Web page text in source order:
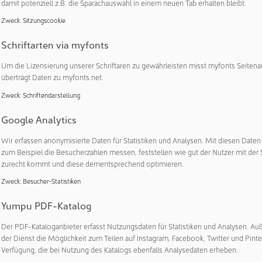
und passen unsere Produktionsprozesse an, um unseren
anbieten zu können“, so Tobias Vogel. Jetzt erweitert igus
Standardmaterialien auch als PTFE-freie Variante an. Dazu
G, X und H. Auch in anderen Produktbereichen wie
Gleitfolien bietet igus bereits PTFE-freie und PFAS-geprüfte
Testlabor zum Reib- und Verschleißverhalten
der Werkstoffe mit substituiertem PTFE im
an Alternativen hat somit einen deutlichen Mehrwert
Von alten Energieketten und Fischernetzen zur
Entwicklung der ersten Energiekette aus Recyclingmaterial
Katalogprogramm der Standard-Energiekettenserie E2.1 auf
CG LW um. Hergestellt wird dies aus alten
recycelt werden, sowie alten Fischernetzen. „Mit
wir Kunden, mit uns gemeinsam einen Beitrag zur
sagt Michael Blass. „Darüber hinaus ist sie unser Beweis
Denn die recycelte E2.1-Serie wird zum selben Preis
Standardmaterial.“ Aber nicht nur das: Sie hat zudem
damit potenziell z.B. die Sparachauswahl in einem neuen Tab erhalten bleibt.
Zweck: Sitzungscookie
Schriftarten via myfonts
Um die Lizensierung unserer Schriftaren zu gewährleisten misst myfonts
überträgt Daten zu myfonts.net.
Zweck: Schriftendarstellung
Google Analytics
Wir erfassen anonymisierte Daten für Statistiken und Analysen. Mit diesen
zum Beispiel die Besucherzahlen messen, feststellen wie gut der Nutzer mit der
zurecht kommt und diese dementsprechend optimieren.
Zweck: Besucher-Statistiken
Yumpu PDF-Katalog
Der PDF-Kataloganbieter erfasst Nutzungsdaten für Statistiken und Analysen.
der Dienst die Möglichkeit zum Teilen auf Instagram, Facebook, Twitter und
Verfügung, die bei Nutzung des Katalogs ebenfalls Analysedaten erheben.